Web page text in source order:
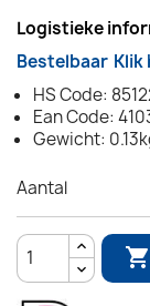
Logistieke
Bestelbaar Klik
HS Code:
Ean Code:
Gewicht:
Aantal
